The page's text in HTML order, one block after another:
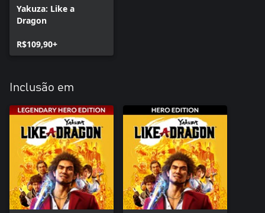
Yakuza: Like a
Dragon
R$109,90+
Inclusão em